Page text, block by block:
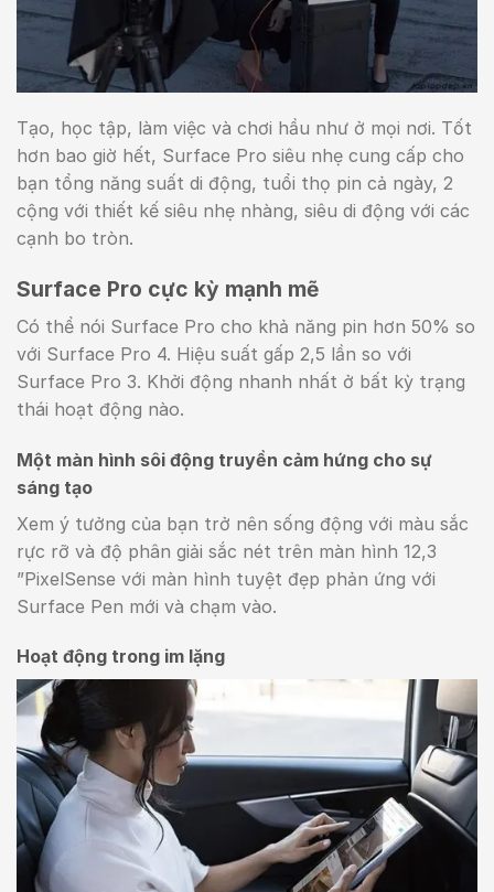
Tạo, học tập, làm việc và chơi hầu như ở mọi nơi. Tốt
hơn bao giờ hết, Surface Pro siêu nhẹ cung cấp cho
bạn tổng năng suất di động, tuổi thọ pin cả ngày, 2
cộng với thiết kế siêu nhẹ nhàng, siêu di động với các
cạnh bo tròn.
Surface Pro cực kỳ mạnh mẽ
Có thể nói Surface Pro cho khả năng pin hơn 50% so
với Surface Pro 4. Hiệu suất gấp 2,5 lần so với
Surface Pro 3. Khởi động nhanh nhất ở bất kỳ trạng
thái hoạt động nào.
Một màn hình sôi động truyền cảm hứng cho sự
sáng tạo
Xem ý tưởng của bạn trở nên sống động với màu sắc
rực rỡ và độ phân giải sắc nét trên màn hình 12,3
”PixelSense với màn hình tuyệt đẹp phản ứng với
Surface Pen mới và chạm vào.
Hoạt động trong im lặng